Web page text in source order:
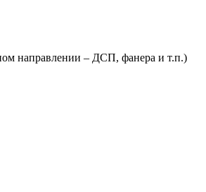
направлении – ДСП, фанера и т.п.)